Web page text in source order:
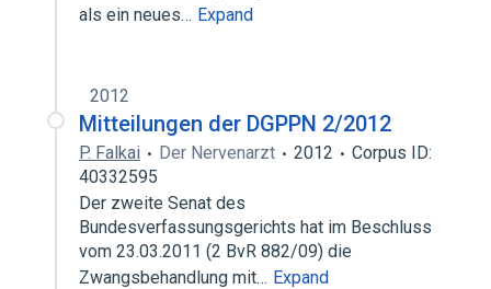
als ein neues… Expand
2012
Mitteilungen der DGPPN 2/2012
P. Falkai Der Nervenarzt 2012
Corpus ID:
40332595
Der zweite Senat des
Bundesverfassungsgerichts hat im Beschluss
vom 23.03.2011 (2 BvR 882/09) die
Zwangsbehandlung mit… Expand